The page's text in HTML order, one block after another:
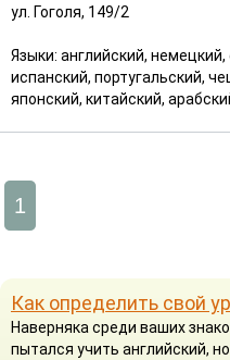
ул. Гоголя, 149/2
Языки: английский,
испанский, португальский,
японский, китайский,
1
Как определить свой
Наверняка среди ваших
пытался учить английский,